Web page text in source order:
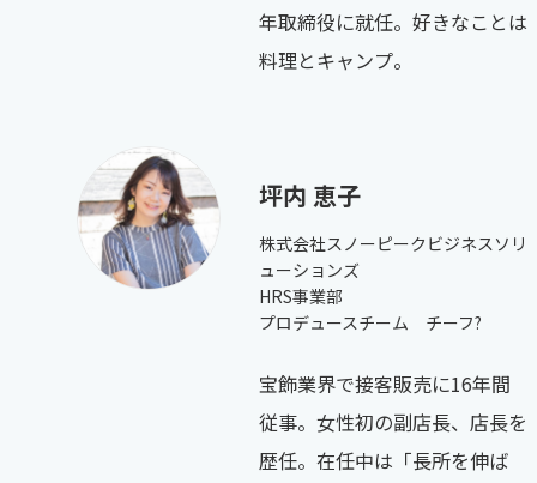
年取締役に就任。好きなことは
料理とキャンプ。
坪内 恵子
株式会社スノーピークビジネスソリ
ューションズ
HRS事業部
プロデュースチーム チーフ?
宝飾業界で接客販売に16年間
従事。女性初の副店長、店長を
歴任。在任中は「長所を伸ば